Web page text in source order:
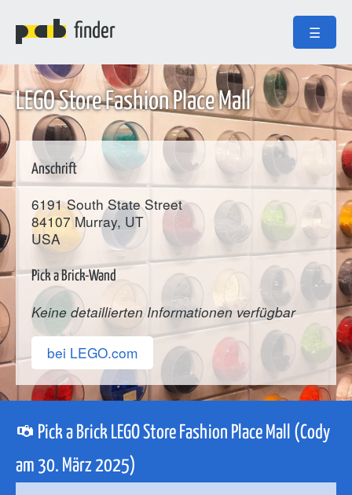
finder ☰
LEGO Store Fashion Place Mall
Anschrift
6191 South State Street
84107 Murray, UT
USA
Pick a Brick-Wand
Keine detaillierten Informationen verfügbar
bei LEGO.com
Pick a Brick LEGO Store Fashion Place Mall (Cody
am 30. März 2025)